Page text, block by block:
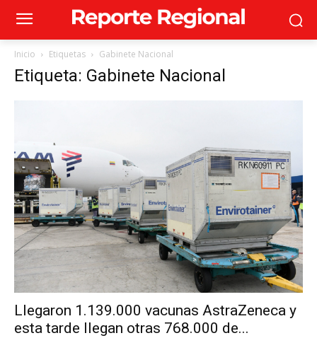
Inicio Etiquetas Gabinete Nacional
Etiqueta: Gabinete Nacional
Llegaron 1.139.000 vacunas AstraZeneca y
esta tarde llegan otras 768.000 de...